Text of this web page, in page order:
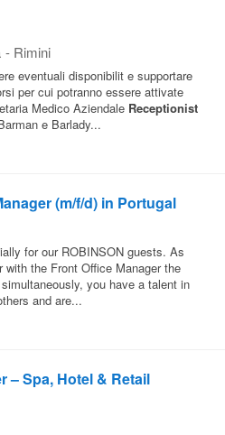
- Rimini
eventuali disponibilit e supportare
per cui potranno essere attivate
Medico Aziendale Receptionist
e Barlady...
(m/f/d) in Portugal
for our ROBINSON guests. As
the Front Office Manager the
you have a talent in
and are...
– Spa, Hotel & Retail